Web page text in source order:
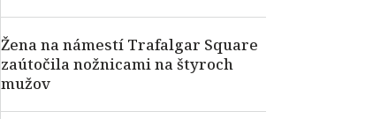
Žena na námestí Trafalgar Square
zaútočila nožnicami na štyroch
mužov